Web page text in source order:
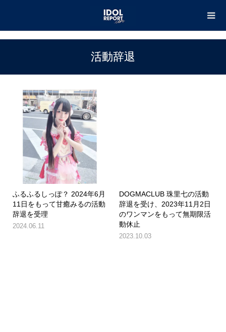
活動辞退
ふるふるしっぽ？ 2024年6月
11日をもって甘癒みるの活動
辞退を受理
2024.06.11
DOGMACLUB 珠里七の活動
辞退を受け、2023年11月2日
のワンマンをもって無期限活
動休止
2023.10.03